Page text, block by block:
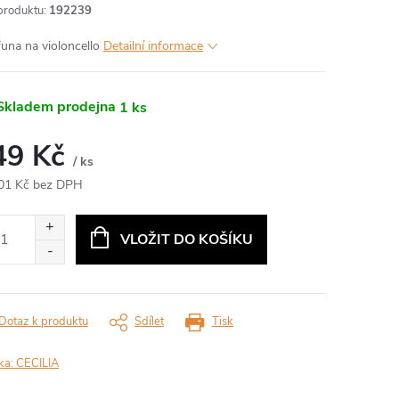
192239
na violoncello Detailní informace
prodejna 1 ks
Kč / ks
Kč bez DPH
VLOŽIT DO KOŠÍKU
Tisk
k produktu Sdílet
CECILIA